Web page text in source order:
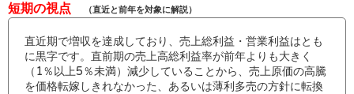
短期の視点 （直近と前年を対象に解説）
直近期で増収を達成しており、売上総利益・営業利益はとも
に黒字です。直前期の売上高総利益率が前年よりも大きく
（1％以上5％未満）減少していることから、売上原価の高騰
を価格転嫁しきれなかった、あるいは薄利多売の方針に転換